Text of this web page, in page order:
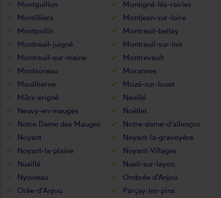
Montguillon
Montigné-lès-rairies
Montilliers
Montjean-sur-loire
Montpollin
Montreuil-bellay
Montreuil-juigné
Montreuil-sur-loir
Montreuil-sur-maine
Montrevault
Montsoreau
Morannes
Mouliherne
Mozé-sur-louet
Mûrs-erigné
Neuillé
Neuvy-en-mauges
Noëllet
Notre Dame des Mauges
Notre-dame-d'allençon
Noyant
Noyant-la-gravoyère
Noyant-la-plaine
Noyant-Villages
Nuaillé
Nueil-sur-layon
Nyoiseau
Ombrée d'Anjou
Orée-d'Anjou
Parçay-les-pins